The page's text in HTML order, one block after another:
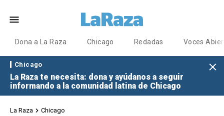
Dona a La Raza Chicago Redadas Voces
Chicago
La Raza te necesita: dona y ayúdanos a seguir
informando a la comunidad latina de Chicago
La Raza Chicago